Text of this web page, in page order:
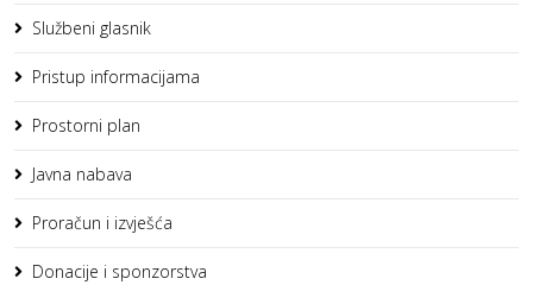
Službeni glasnik
Pristup informacijama
Prostorni plan
Javna nabava
Proračun i izvješća
Donacije i sponzorstva